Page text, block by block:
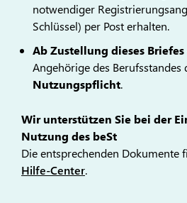
notwendiger
Schlüssel) per Post erhalten.
Ab Zustellung dieses Briefes
Angehörige des Berufsstandes
Nutzungspflicht.
Wir unterstützen Sie bei der
Nutzung des beSt
Die entsprechenden Dokumente
Hilfe-Center.